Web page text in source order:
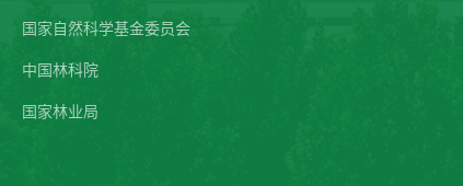
国家自然科学基金委员会
中国林科院
国家林业局